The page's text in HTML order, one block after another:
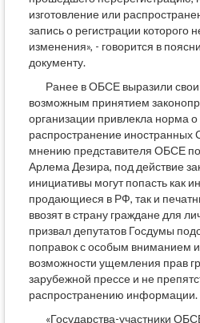
изготовление или
запись о регистрации
изменения», - говорится в
документу.
Ранее в ОБСЕ выразили свои
возможным принятием
организации привлекла норма
распространение
мнению представителя ОБСЕ
Арлема Дезира, под действие
инициативы могут попасть как
продающиеся в РФ, так и
ввозят в страну граждане для
призвал депутатов Госдумы
поправок с особым вниманием и
возможности ущемления прав
зарубежной прессе и не
распространению информации.
«Государства-участники